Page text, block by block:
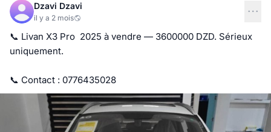
Dzavi Dzavi
il y a 2 mois
📞 Livan X3 Pro  2025 à vendre — 3600000 DZD. Sérieux
uniquement.
📞 Contact : 0776435028